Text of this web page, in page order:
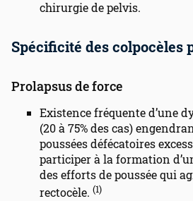
chirurgie de pelvis.
Spécificité des colpocèles
Prolapsus de force
Existence fréquente d’une
(20 à 75% des cas)
poussées défécatoires
participer à la formation
des efforts de poussée qui
rectocèle. (1)